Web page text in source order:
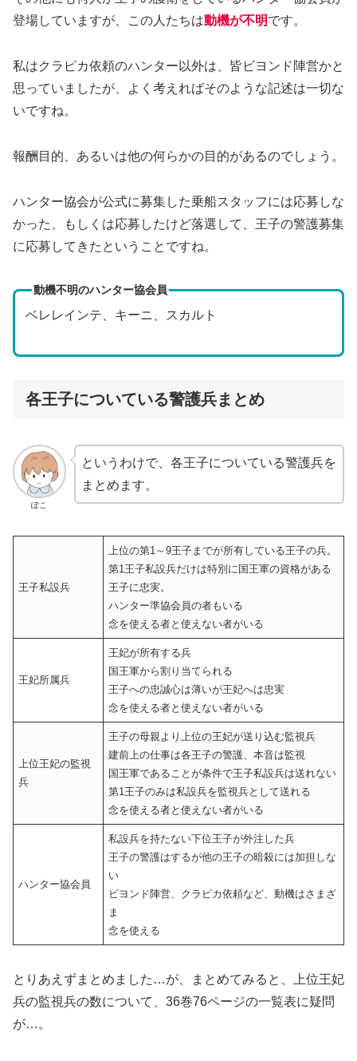
登場していますが、この人たちは動機が不明です。
私はクラピカ依頼のハンター以外は、皆ビヨンド陣営かと
思っていましたが、よく考えればそのような記述は一切な
いですね。
報酬目的、あるいは他の何らかの目的があるのでしょう。
ハンター協会が公式に募集した乗船スタッフには応募しな
かった、もしくは応募したけど落選して、王子の警護募集
に応募してきたということですね。
動機不明のハンター協会員
ベレレインテ、キーニ、スカルト
各王子についている警護兵まとめ
ぽこ
というわけで、各王子についている警護兵を
まとめます。
王子私設兵
上位の第1～9王子までが所有している王子の兵。
第1王子私設兵だけは特別に国王軍の資格がある
王子に忠実。
ハンター準協会員の者もいる
念を使える者と使えない者がいる
王妃所属兵
王妃が所有する兵
国王軍から割り当てられる
王子への忠誠心は薄いが王妃へは忠実
念を使える者と使えない者がいる
上位王妃の監視
兵
王子の母親より上位の王妃が送り込む監視兵
建前上の仕事は各王子の警護、本音は監視
国王軍であることが条件で王子私設兵は送れない
第1王子のみは私設兵を監視兵として送れる
念を使える者と使えない者がいる
ハンター協会員
私設兵を持たない下位王子が外注した兵
王子の警護はするが他の王子の暗殺には加担しな
い
ビヨンド陣営、クラピカ依頼など、動機はさまざ
ま
念を使える
とりあえずまとめました…が、まとめてみると、上位王妃
兵の監視兵の数について、36巻76ページの一覧表に疑問
が…。